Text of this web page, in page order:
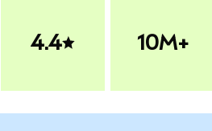
4.4 10M+